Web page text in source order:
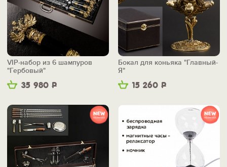
35 980 Р
VIP-набор из 6 шампуров
"Гербовый"
15 260 Р
Бокал для коньяка "Главный-
Я"